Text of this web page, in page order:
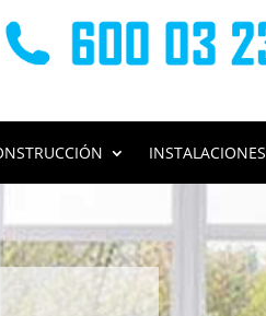
INSTALACIONES